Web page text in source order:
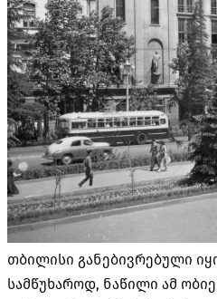
თბილისი განებივრებული
სამწუხაროდ, ნაწილი ამ